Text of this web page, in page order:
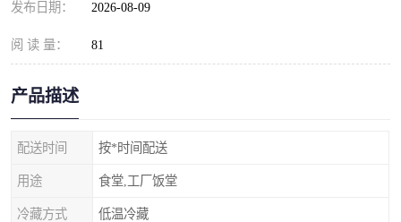
发布日期： 2026-08-09
阅 读 量： 81
产品描述
配送时间 按*时间配送
用途 食堂,工厂饭堂
冷藏方式 低温冷藏